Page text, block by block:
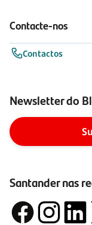
Contacte-nos
Contactos
Newsletter do
Santander nas